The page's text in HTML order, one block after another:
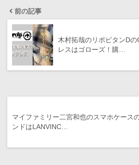
前の記事
木村拓哉のリポビタンD
レスはゴローズ！購…
マイファミリー二宮和也のスマホケース
ンドはLANVINC…